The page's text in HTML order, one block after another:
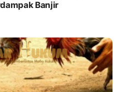
Banjir